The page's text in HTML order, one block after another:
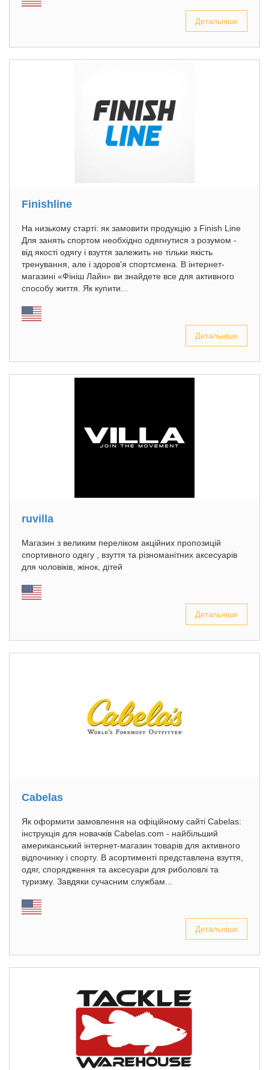
Детальніше
Finishline
На низькому старті: як замовити продукцію з Finish Line
Для занять спортом необхідно одягнутися з розумом -
від якості одягу і взуття залежить не тільки якість
тренування, але і здоров'я спортсмена. В інтернет-
магазині «Фініш Лайн» ви знайдете все для активного
способу життя. Як купити...
Детальніше
ruvilla
Магазин з великим переліком акційних пропозицій
спортивного одягу , взуття та різноманітних аксесуарів
для чоловіків, жінок, дітей
Детальніше
Cabelas
Як оформити замовлення на офіційному сайті Cabelas:
інструкція для новачків Cabelas.com - найбільший
американський інтернет-магазин товарів для активного
відпочинку і спорту. В асортименті представлена взуття,
одяг, спорядження та аксесуари для риболовлі та
туризму. Завдяки сучасним службам...
Детальніше